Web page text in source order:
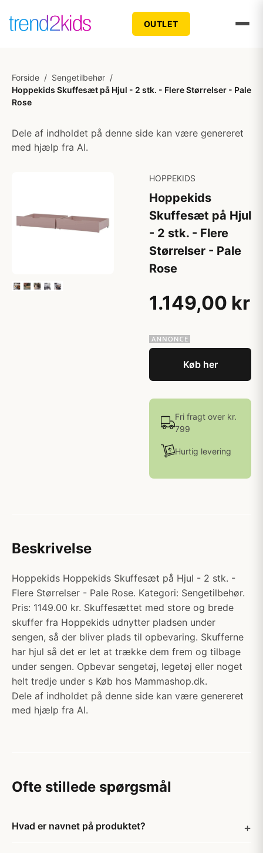
OUTLET
Forside / Sengetilbehør /
Hoppekids Skuffesæt på Hjul - 2 stk. - Flere Størrelser - Pale
Rose
Dele af indholdet på denne side kan være genereret
med hjælp fra AI.
HOPPEKIDS
Hoppekids
Skuffesæt på Hjul
- 2 stk. - Flere
Størrelser - Pale
Rose
1.149,00 kr
Køb her
Fri fragt over kr.
799
Hurtig levering
Beskrivelse
Hoppekids Hoppekids Skuffesæt på Hjul - 2 stk. -
Flere Størrelser - Pale Rose. Kategori: Sengetilbehør.
Pris: 1149.00 kr. Skuffesættet med store og brede
skuffer fra Hoppekids udnytter pladsen under
sengen, så der bliver plads til opbevaring. Skufferne
har hjul så det er let at trække dem frem og tilbage
under sengen. Opbevar sengetøj, legetøj eller noget
helt tredje under s Køb hos Mammashop.dk.
Dele af indholdet på denne side kan være genereret
med hjælp fra AI.
Ofte stillede spørgsmål
Hvad er navnet på produktet?